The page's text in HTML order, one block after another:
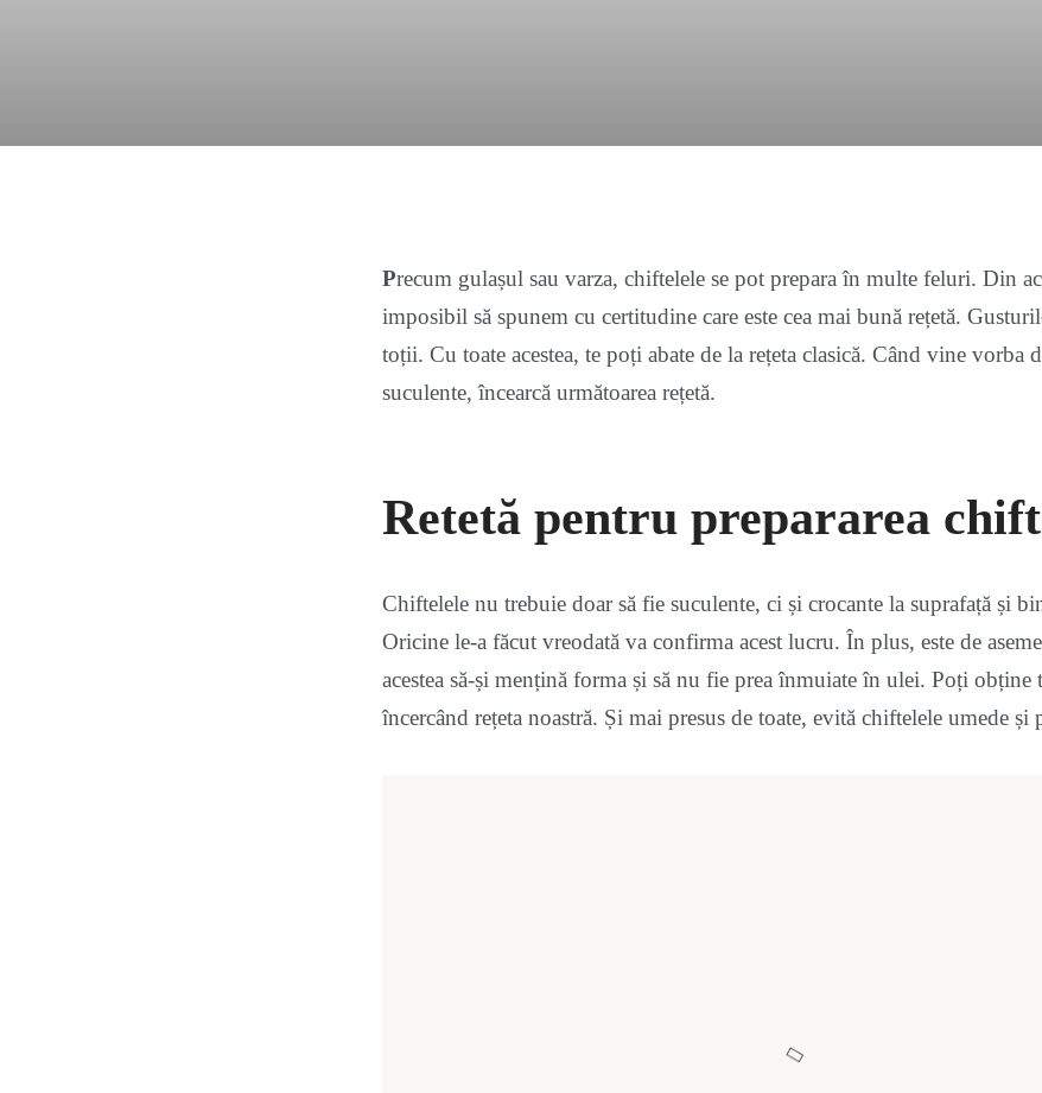
Precum gulașul sau varza, chiftelele se pot prepara în multe feluri. Din
imposibil să spunem cu certitudine care este cea mai bună rețetă.
toții. Cu toate acestea, te poți abate de la rețeta clasică. Când vine vorba
suculente, încearcă următoarea rețetă.
Retetă pentru prepararea
Chiftelele nu trebuie doar să fie suculente, ci și crocante la suprafață și
Oricine le-a făcut vreodată va confirma acest lucru. În plus, este de
acestea să-și mențină forma și să nu fie prea înmuiate în ulei. Poți obține
încercând rețeta noastră. Și mai presus de toate, evită chiftelele umede și